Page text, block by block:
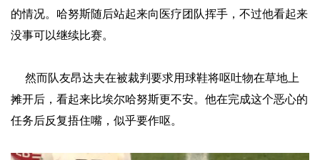
的情况。哈努斯随后站起来向医疗团队挥手，不过他看起来
没事可以继续比赛。
然而队友昂达夫在被裁判要求用球鞋将呕吐物在草地上
摊开后，看起来比埃尔哈努斯更不安。他在完成这个恶心的
任务后反复捂住嘴，似乎要作呕。